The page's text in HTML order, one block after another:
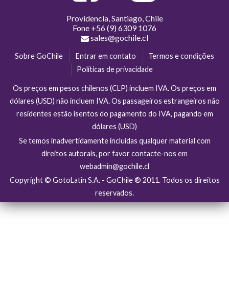
Providencia, Santiago, Chile
Fone +56 (9) 6309 1076
sales@gochile.cl
Sobre GoChile Entrar em contato
Termos e condições
Políticas de privacidade
Os preços em pesos chilenos (CLP) incluem IVA. Os preços em
dólares (USD) não incluem IVA. Os passageiros estrangeiros não
residentes estão isentos do pagamento do IVA, pagando em
dólares (USD)
Se temos inadvertidamente incluídas qualquer material com
direitos autorais, por favor contacte-nos em
webadmin@gochile.cl
Copyright © GotoLatin S.A. - GoChile ® 2011. Todos os direitos
reservados.